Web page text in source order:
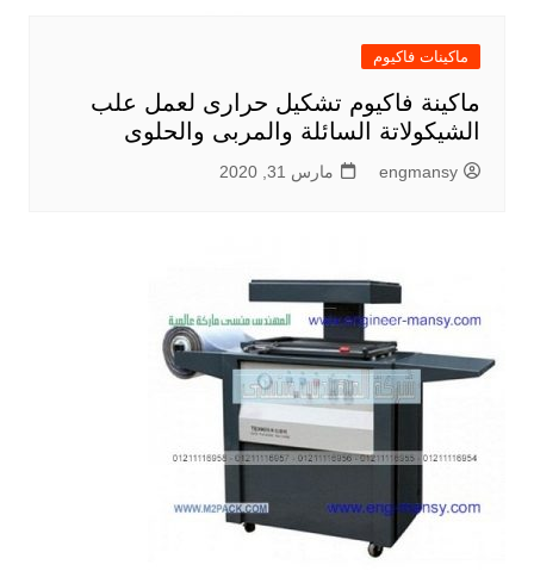
ماكينات فاكيوم
ماكينة فاكيوم تشكيل حرارى لعمل علب
الشيكولاتة السائلة والمربى والحلوى
engmansy مارس 31, 2020